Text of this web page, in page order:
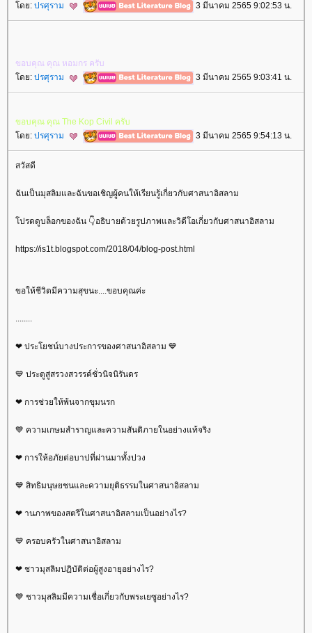
ดย: ปรศุราม 3 มีนาคม 2565 9:02:53 น.
ขอบคุณ​ คุณ​ หอม​กร​ ครับ​
ดย: ปรศุราม 3 มีนาคม 2565 9:03:41 น.
ขอบคุณ​ คุณ​ The Kop Civil ครับ​
ดย: ปรศุราม 3 มีนาคม 2565 9:54:13 น.
สวัสดี
ฉันเป็นมุสลิมและฉันขอเชิญผู้คนให้เรียนรู้เกี่ยวกับศาสนาอิสลาม
ปรดดูบล็อกของฉัน 👇อธิบายด้วยรูปภาพและวิดีโอเกี่ยวกับศาสนาอิสลาม
https://is1t.blogspot.com/2018/04/blog-post.html
ขอให้ชีวิตมีความสุขนะ....ขอบคุณค่ะ
........
❤ ประโยชน์บางประการของศาสนาอิสลาม 💙
💙 ประตูสู่สรวงสวรรค์ชั่วนิจนิรันดร
❤ การช่วยให้พ้นจากขุมนรก
💙 ความเกษมสำราญและความสันติภายในอย่างแท้จริง
❤ การให้อภัยต่อบาปที่ผ่านมาทั้งปวง
💙 สิทธิมนุษยชนและความยุติธรรมในศาสนาอิสลาม
❤ านภาพของสตรีในศาสนาอิสลามเป็นอย่างไร?
💙 ครอบครัวในศาสนาอิสลาม
❤ ชาวมุสลิมปฏิบัติต่อผู้สูงอายุอย่างไร?
💙 ชาวมุสลิมมีความเชื่อเกี่ยวกับพระเยซูอย่างไร?